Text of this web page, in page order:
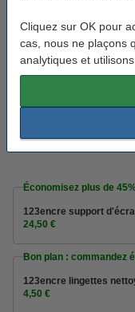
Cliquez sur OK pour
cas, nous ne plaçons
analytiques et
550
Économisez plus de
123encre support
24,50 €
Bon plan : commandez
123encre lingettes
4,50 €